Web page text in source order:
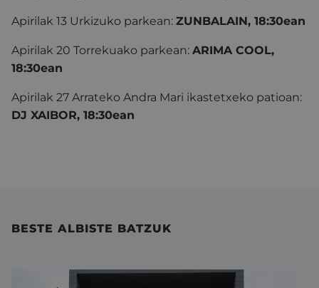
Apirilak 13 Urkizuko parkean: ZUNBALAIN, 18:30ean
Apirilak 20 Torrekuako parkean: ARIMA COOL,
18:30ean
Apirilak 27 Arrateko Andra Mari ikastetxeko patioan:
DJ XAIBOR, 18:30ean
BESTE ALBISTE BATZUK